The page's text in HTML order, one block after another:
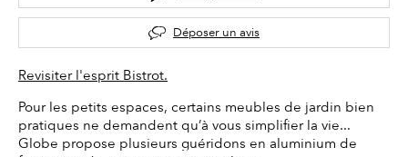
Déposer un avis
Revisiter l'esprit Bistrot.
Pour les petits espaces, certains meubles de jardin bien
pratiques ne demandent qu’à vous simplifier la vie...
Globe propose plusieurs guéridons en aluminium de